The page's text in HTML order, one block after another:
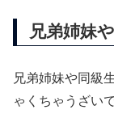
兄弟姉妹
兄弟姉妹や同級
ゃくちゃうざいで